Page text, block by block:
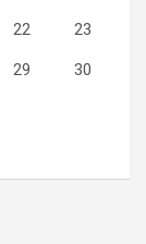
22 23
29 30